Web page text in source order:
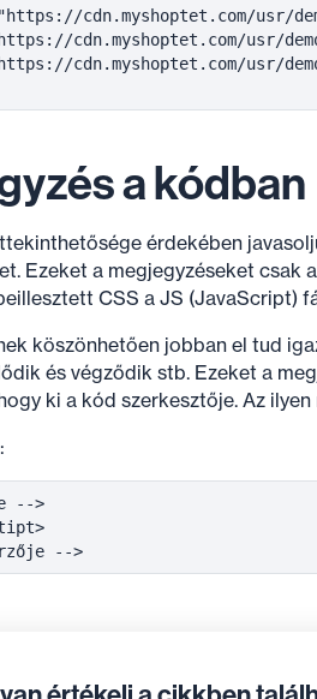
cdn.myshoptet.com/usr/
cdn.myshoptet.com/usr/
cdn.myshoptet.com/usr/
a kódban
érdekében
Ezeket a megjegyzéseket csak
CSS a JS (JavaScript)
köszönhetően jobban el tud
és végződik stb. Ezeket a
ki a kód szerkesztője. Az
-->